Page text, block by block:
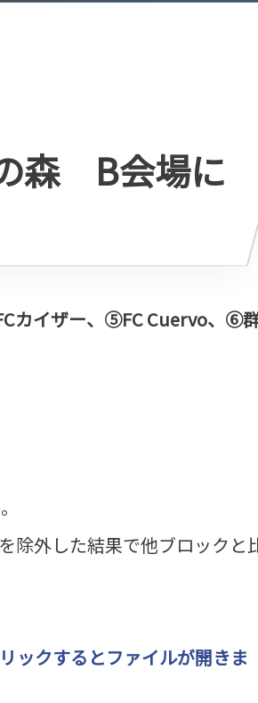
森 B会場に
カイザー、⑤FC Cuervo、⑥
除外した結果で他ブロックと
クするとファイルが開きま